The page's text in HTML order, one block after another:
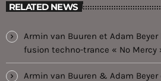
RELATED NEWS
Armin van Buuren et Adam
fusion techno-trance « No Mercy
Armin van Buuren & Adam